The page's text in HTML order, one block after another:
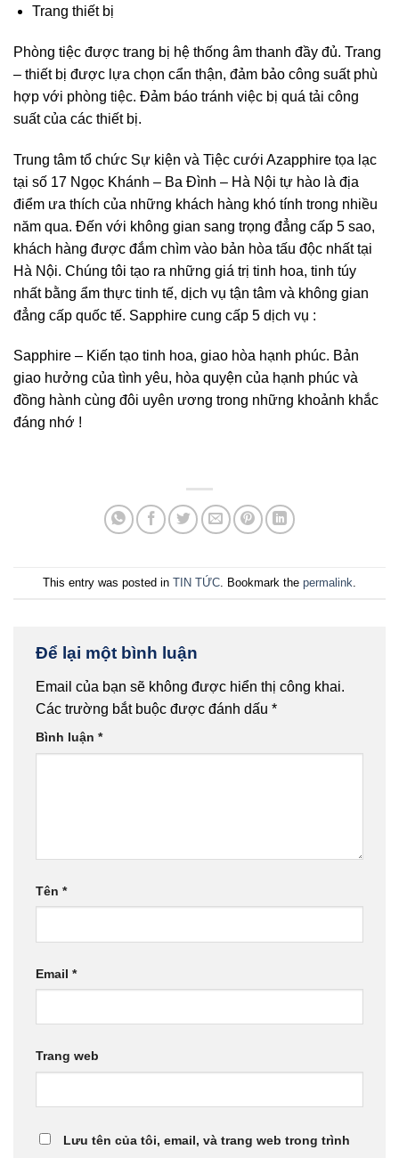
Trang thiết bị
Phòng tiệc được trang bị hệ thống âm thanh đầy đủ. Trang
– thiết bị được lựa chọn cẩn thận, đảm bảo công suất phù
hợp với phòng tiệc. Đảm báo tránh việc bị quá tải công
suất của các thiết bị.
Trung tâm tổ chức Sự kiện và Tiệc cưới Azapphire tọa lạc
tại số 17 Ngọc Khánh – Ba Đình – Hà Nội tự hào là địa
điểm ưa thích của những khách hàng khó tính trong nhiều
năm qua. Đến với không gian sang trọng đẳng cấp 5 sao,
khách hàng được đắm chìm vào bản hòa tấu độc nhất tại
Hà Nội. Chúng tôi tạo ra những giá trị tinh hoa, tinh túy
nhất bằng ẩm thực tinh tế, dịch vụ tận tâm và không gian
đẳng cấp quốc tế. Sapphire cung cấp 5 dịch vụ :
Sapphire – Kiến tạo tinh hoa, giao hòa hạnh phúc. Bản
giao hưởng của tình yêu, hòa quyện của hạnh phúc và
đồng hành cùng đôi uyên ương trong những khoảnh khắc
đáng nhớ !
This entry was posted in TIN TỨC . Bookmark the permalink
Để lại một bình luận
Email của bạn sẽ không được hiển thị công khai.
Các trường bắt buộc được đánh dấu *
Bình luận *
Tên *
Email *
Trang web
Lưu tên của tôi, email, và trang web trong trình